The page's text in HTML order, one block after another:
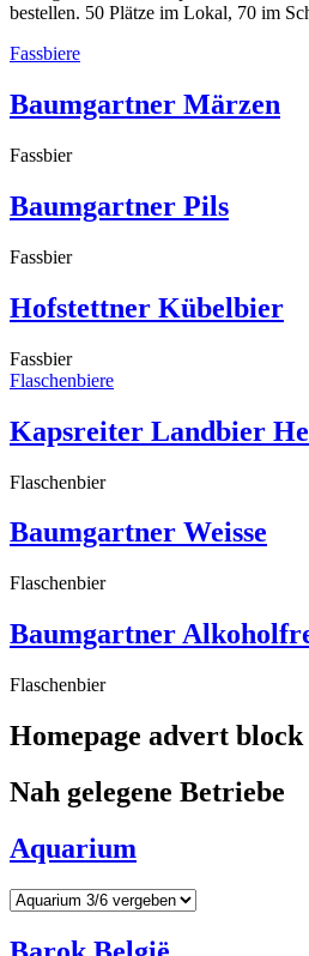
bestellen. 50 Plätze im Lokal, 70 im
Fassbiere
Baumgartner Märzen
Fassbier
Baumgartner Pils
Fassbier
Hofstettner Kübelbier
Fassbier
Flaschenbiere
Kapsreiter Landbier
Flaschenbier
Baumgartner Weisse
Flaschenbier
Baumgartner
Flaschenbier
Homepage advert block
Nah gelegene Betriebe
Aquarium